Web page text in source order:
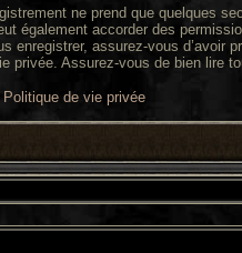
ne prend que quelques
également accorder des
enregistrer, assurez-vous d’avoir
privée. Assurez-vous de bien lire
Politique de vie privée